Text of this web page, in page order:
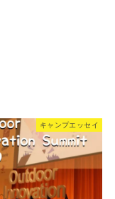
キャンプエッセイ